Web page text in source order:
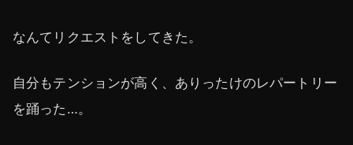
なんてリクエストをしてきた。
自分もテンションが高く、ありったけのレパートリー
を踊った…。